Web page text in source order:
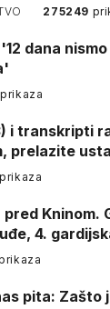
275249
dana
prikaza
i transkripti
prelazite
prikaza
4.
pita: Zašto